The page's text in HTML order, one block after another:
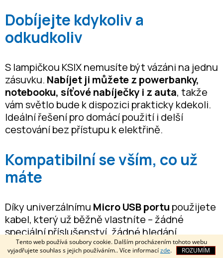
Tento web používá soubory cookie. Dalším procházením tohoto webu
vyjadřujete souhlas s jejich používáním.. Více informacízde. ROZUMÍM
Dobíjejte kdykoliv a
odkudkoliv
S lampičkou KSIX nemusíte být vázáni na jednu
zásuvku. Nabíjet ji můžete z powerbanky,
notebooku, síťové nabíječky i z auta, takže
vám světlo bude k dispozici prakticky kdekoli.
Ideální řešení pro domácí použití i delší
cestování bez přístupu k elektřině.
Kompatibilní se vším, co už
máte
Díky univerzálnímu Micro USB portu použijete
kabel, který už běžně vlastníte – žádné
speciální příslušenství, žádné hledání
neobvyklých konektorů.Rychlé a pohodlné